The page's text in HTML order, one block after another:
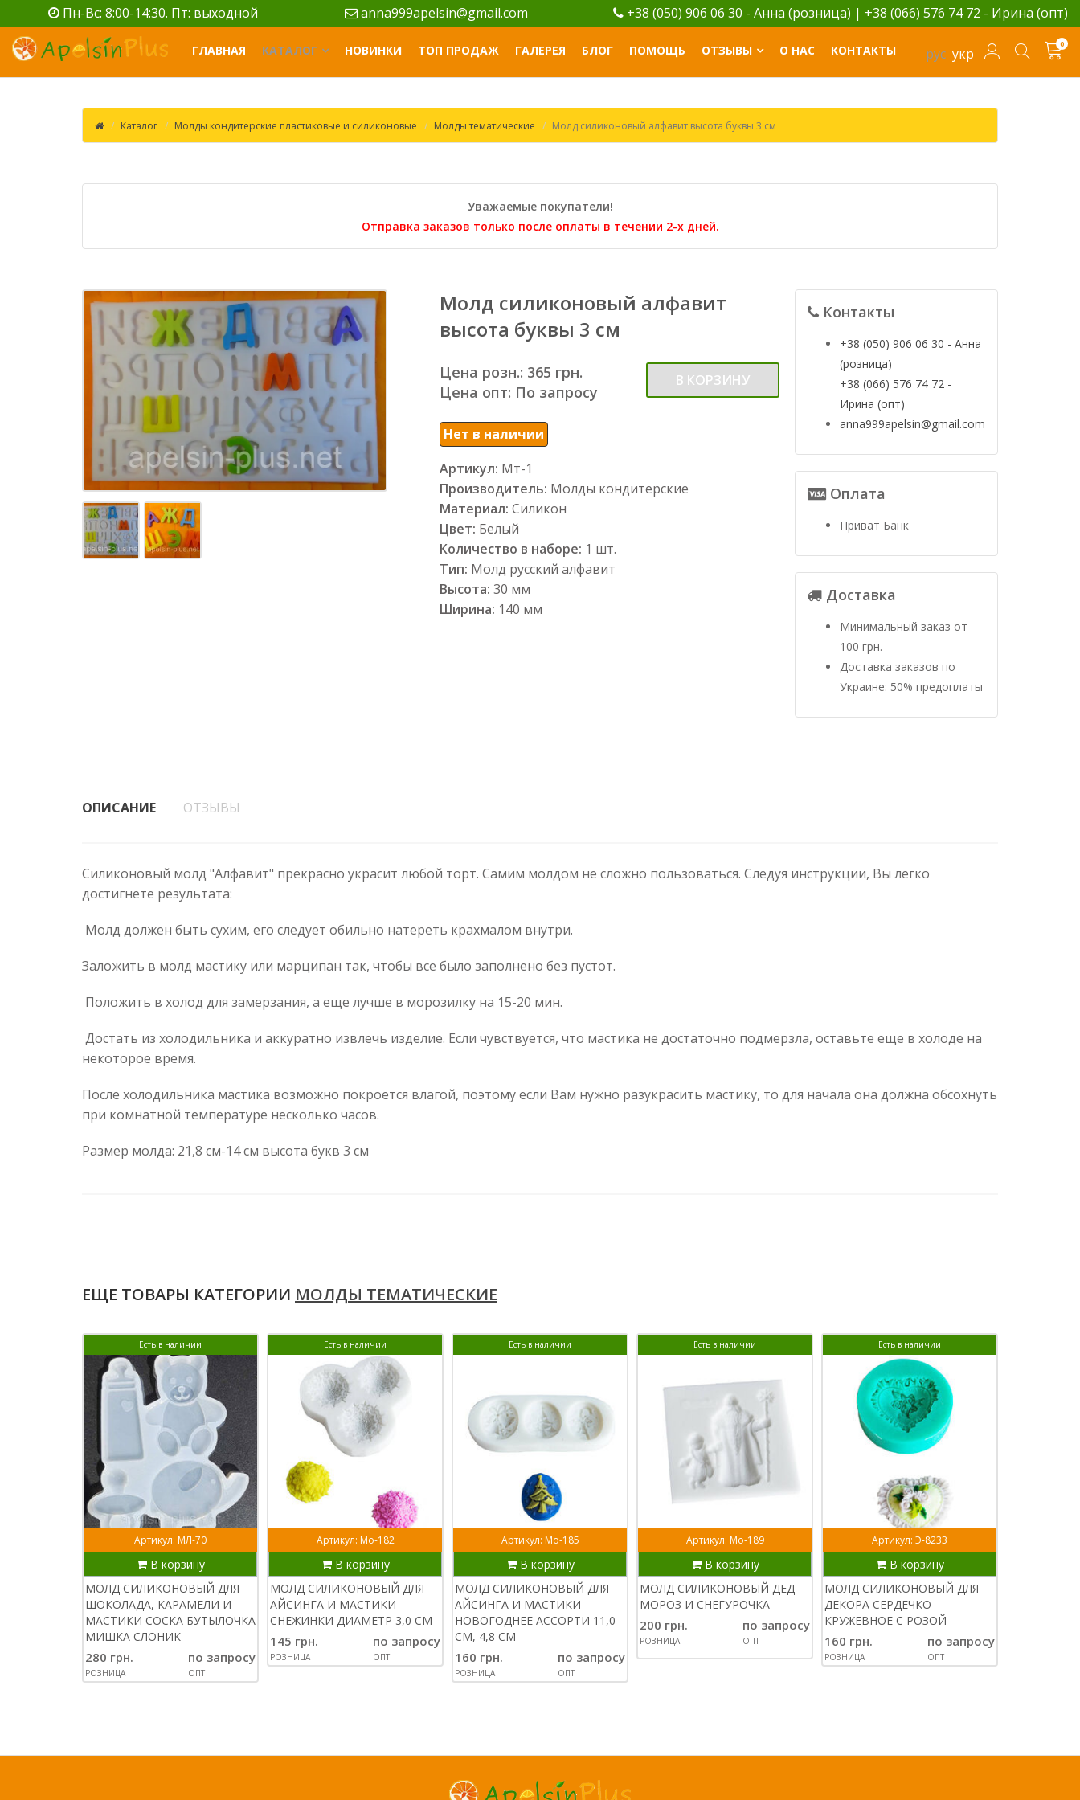
Пн-Вс: 8:00-14:30. Пт: выходной anna999apelsin@gmail.com +38 (050) 906 06 30 - Анна (розница) | +38 (066) 576 74 72 - Ирина (опт)
рус укр
0
ГЛАВНАЯ КАТАЛОГ НОВИНКИ ТОП ПРОДАЖ ГАЛЕРЕЯ БЛОГ ПОМОЩЬ ОТЗЫВЫ О НАС КОНТАКТЫ
Каталог Молды кондитерские пластиковые и силиконовые Молды тематические Молд силиконовый алфавит высота буквы 3 см
Уважаемые покупатели!
Отправка заказов только после оплаты в течении 2-х дней.
Молд силиконовый алфавит
высота буквы 3 см
Цена розн.: 365 грн.
Цена опт: По запросу
В КОРЗИНУ
Нет в наличии
Артикул: Мт-1
Производитель: Молды кондитерские
Материал: Силикон
Цвет: Белый
Количество в наборе: 1 шт.
Тип: Молд русский алфавит
Высота: 30 мм
Ширина: 140 мм
Контакты
+38 (050) 906 06 30 - Анна
(розница)
+38 (066) 576 74 72 -
Ирина (опт)
anna999apelsin@gmail.com
Оплата
Приват Банк
Доставка
Минимальный заказ от
100 грн.
Доставка заказов по
Украине: 50% предоплаты
ОПИСАНИЕ ОТЗЫВЫ
Силиконовый молд "Алфавит" прекрасно украсит любой торт. Самим молдом не сложно пользоваться. Следуя инструкции, Вы легко
достигнете результата:
Молд должен быть сухим, его следует обильно натереть крахмалом внутри.
Заложить в молд мастику или марципан так, чтобы все было заполнено без пустот.
Положить в холод для замерзания, а еще лучше в морозилку на 15-20 мин.
Достать из холодильника и аккуратно извлечь изделие. Если чувствуется, что мастика не достаточно подмерзла, оставьте еще в холоде на
некоторое время.
После холодильника мастика возможно покроется влагой, поэтому если Вам нужно разукрасить мастику, то для начала она должна обсохнуть
при комнатной температуре несколько часов.
Размер молда: 21,8 см-14 см высота букв 3 см
ЕЩЕ ТОВАРЫ КАТЕГОРИИ МОЛДЫ ТЕМАТИЧЕСКИЕ
Есть в наличии
Артикул: МЛ-70
В корзину
МОЛД СИЛИКОНОВЫЙ ДЛЯ
ШОКОЛАДА, КАРАМЕЛИ И
МАСТИКИ СОСКА БУТЫЛОЧКА
МИШКА СЛОНИК
280 грн.
РОЗНИЦА
по запросу
ОПТ
Есть в наличии
Артикул: Мо-182
В корзину
МОЛД СИЛИКОНОВЫЙ ДЛЯ
АЙСИНГА И МАСТИКИ
СНЕЖИНКИ ДИАМЕТР 3,0 СМ
145 грн.
РОЗНИЦА
по запросу
ОПТ
Есть в наличии
Артикул: Мо-185
В корзину
МОЛД СИЛИКОНОВЫЙ ДЛЯ
АЙСИНГА И МАСТИКИ
НОВОГОДНЕЕ АССОРТИ 11,0
СМ, 4,8 СМ
160 грн.
РОЗНИЦА
по запросу
ОПТ
Есть в наличии
Артикул: Мо-189
В корзину
МОЛД СИЛИКОНОВЫЙ ДЕД
МОРОЗ И СНЕГУРОЧКА
200 грн.
РОЗНИЦА
по запросу
ОПТ
Есть в наличии
Артикул: Э-8233
В корзину
МОЛД СИЛИКОНОВЫЙ ДЛЯ
ДЕКОРА СЕРДЕЧКО
КРУЖЕВНОЕ С РОЗОЙ
160 грн.
РОЗНИЦА
по запросу
ОПТ